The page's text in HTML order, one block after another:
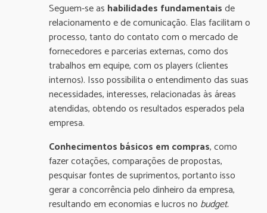
Seguem-se as habilidades fundamentaisde
relacionamento e de comunicação. Elas facilitam o
processo, tanto do contato com o mercado de
fornecedores e parcerias externas, como dos
trabalhos em equipe, com os players (clientes
internos). Isso possibilita o entendimento das suas
necessidades, interesses, relacionadas às áreas
atendidas, obtendo os resultados esperados pela
empresa.
Conhecimentos básicos em compras, como
fazer cotações, comparações de propostas,
pesquisar fontes de suprimentos, portanto isso
gerar a concorrência pelo dinheiro da empresa,
resultando em economias e lucros no budget.